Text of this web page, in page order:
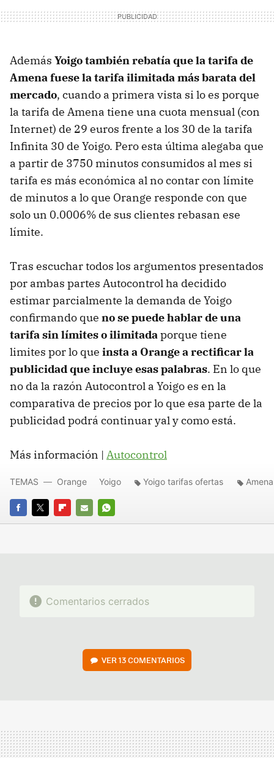
Además Yoigo también rebatía que la tarifa de
Amena fuese la tarifa ilimitada más barata del
mercado, cuando a primera vista si lo es porque
la tarifa de Amena tiene una cuota mensual (con
Internet) de 29 euros frente a los 30 de la tarifa
Infinita 30 de Yoigo. Pero esta última alegaba que
a partir de 3750 minutos consumidos al mes si
tarifa es más económica al no contar con límite
de minutos a lo que Orange responde con que
solo un 0.0006% de sus clientes rebasan ese
límite.
Tras escuchar todos los argumentos presentados
por ambas partes Autocontrol ha decidido
estimar parcialmente la demanda de Yoigo
confirmando que no se puede hablar de una
tarifa sin límites o ilimitadaporque tiene
limites por lo que insta a Orange a rectificar la
publicidad que incluye esas palabras. En lo que
no da la razón Autocontrol a Yoigo es en la
comparativa de precios por lo que esa parte de la
publicidad podrá continuar yal y como está.
Más información | Autocontrol
FACEBOOK
TWITTERFLIPBOARD
E-
WHATSAPP
TEMAS Orange Yoigo Yoigo tarifas ofertas
Comentarios cerrados
VER 13 COMENTARIOS